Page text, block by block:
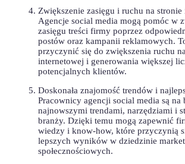
Zwiększenie zasięgu i ruchu na stronie
Agencje social media mogą pomóc w
zasięgu​ treści firmy ⁤poprzez
postów ​oraz kampanii reklamowych.
przyczynić się do zwiększenia ruchu
internetowej i generowania⁢ większej
⁤potencjalnych klientów.
Doskonała znajomość trendów i
Pracownicy agencji ⁤social media są na
⁣najnowszymi trendami, narzędziami i
branży. Dzięki ⁣temu mogą zapewnić
wiedzy ⁣i know-how, które przyczynią
lepszych wyników w dziedzinie
społecznościowych.